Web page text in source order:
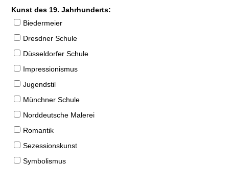
Kunst des 19. Jahrhunderts:
Biedermeier
Dresdner Schule
Düsseldorfer Schule
Impressionismus
Jugendstil
Münchner Schule
Norddeutsche Malerei
Romantik
Sezessionskunst
Symbolismus